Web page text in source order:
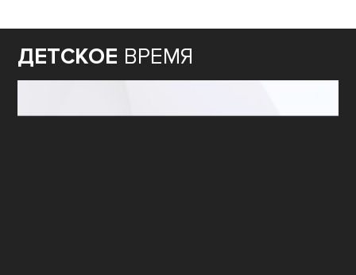
ДЕТСКОЕ ВРЕМЯ